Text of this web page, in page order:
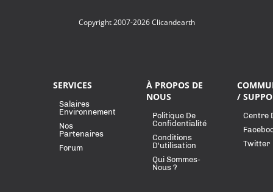
Copyright 2007-2026 Clicandearth
SERVICES
Salaires
Environnement
Nos
Partenaires
Forum
À PROPOS DE
NOUS
Politique De
Confidentialité
Conditions
D'utilisation
Qui Sommes-
Nous ?
/
Centre
Twitter